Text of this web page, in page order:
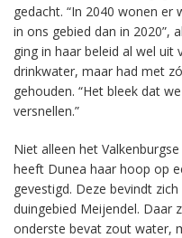
gedacht. “In 2040 wonen er
in ons gebied dan in 2020”,
ging in haar beleid al wel uit
drinkwater, maar had met
gehouden. “Het bleek dat
versnellen.”
Niet alleen het
heeft Dunea haar hoop op
gevestigd. Deze bevindt
duingebied Meijendel. Daar
onderste bevat zout water,